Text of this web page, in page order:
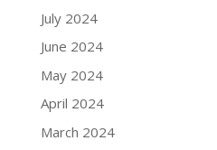
July 2024
June 2024
May 2024
April 2024
March 2024